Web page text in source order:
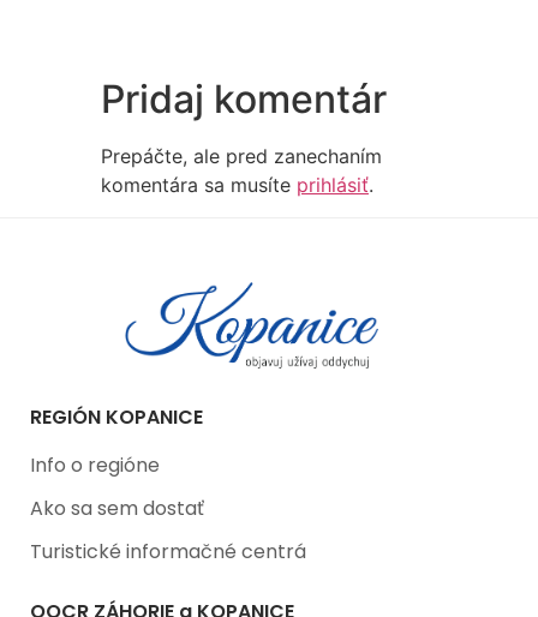
Pridaj komentár
Prepáčte, ale pred zanechaním
komentára sa musíte prihlásiť.
REGIÓN KOPANICE
Info o regióne
Ako sa sem dostať
Turistické informačné centrá
OOCR ZÁHORIE a KOPANICE